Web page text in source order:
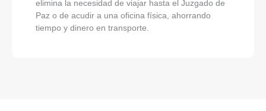
elimina la necesidad de viajar hasta el Juzgado de
Paz o de acudir a una oficina física, ahorrando
tiempo y dinero en transporte.